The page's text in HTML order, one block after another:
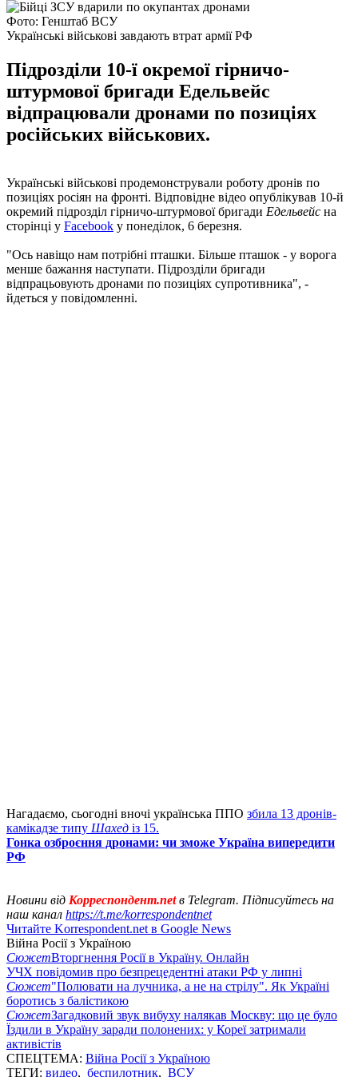
Фото: Генштаб ВСУ
Українські військові завдають втрат армії РФ
Підрозділи 10-ї окремої гірничо-
штурмової бригади Едельвейс
відпрацювали дронами по позиціях
російських військових.
Українські військові продемонстрували роботу дронів по
позиціях росіян на фронті. Відповідне відео опублікував 10-й
окремий підрозділ гірничо-штурмової бригади Едельвейс на
сторінці у Facebook у понеділок, 6 березня.
"Ось навіщо нам потрібні пташки. Більше пташок - у ворога
менше бажання наступати. Підрозділи бригади
відпрацьовують дронами по позиціях супротивника", -
йдеться у повідомленні.
Нагадаємо, сьогодні вночі українська ППО збила 13 дронів-
камікадзе типу Шахед із 15.
Гонка озброєння дронами: чи зможе Україна випередити
РФ
Новини від Корреспондент.netв Telegram. Підписуйтесь на
наш канал https://t.me/korrespondentnet
Читайте Korrespondent.net в Google News
Війна Росії з Україною
СюжетВторгнення Росії в Україну. Онлайн
УЧХ повідомив про безпрецедентні атаки РФ у липні
Сюжет"Полювати на лучника, а не на стрілу". Як Україні
боротись з балістикою
СюжетЗагадковий звук вибуху налякав Москву: що це було
Їздили в Україну заради полонених: у Кореї затримали
активістів
СПЕЦТЕМА: Війна Росії з Україною
ТЕГИ: видео, беспилотник, ВСУ